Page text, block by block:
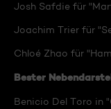
Josh Safdie für
Joachim Trier für
Chloé Zhao für
Bester
Benicio Del Toro in